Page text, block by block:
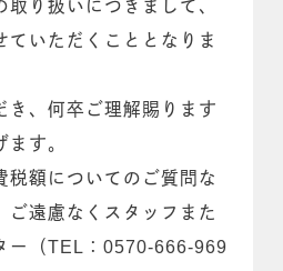
り扱いにつきまして、
ていただくこととなりま
き、何卒ご理解賜ります
す。
税額についてのご質問な
ご遠慮なくスタッフまた
ー（TEL：0570-666-969